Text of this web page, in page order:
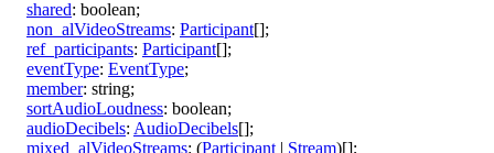
shared: boolean;
non_alVideoStreams: Participant[];
ref_participants: Participant[];
eventType: EventType;
member: string;
sortAudioLoudness: boolean;
audioDecibels: AudioDecibels[];
mixed_alVideoStreams: (Participant | Stream)[];